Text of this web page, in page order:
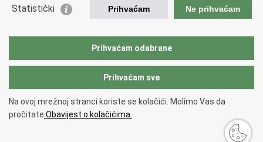
Važne poveznice
Ministarstvo unutarnjih poslova
Copyright © 2026 Ravnateljstvo civilne zaštite.
pristupačnosti.
Statistički Prihvaćam Ne prihvaćam
Prihvaćam odabrane
Prihvaćam sve
Na ovoj mrežnoj stranci koriste se kolačići. Molimo Vas da
pročitate Obavijest o kolačićima.